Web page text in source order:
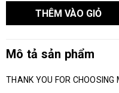
THÊM VÀO GIỎ
Mô tả sản phẩm
THANK YOU FOR CHOOSING